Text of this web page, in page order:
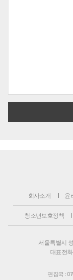
회사소개 윤
청소년보호정책
서울특별시
대표전
편집국 :